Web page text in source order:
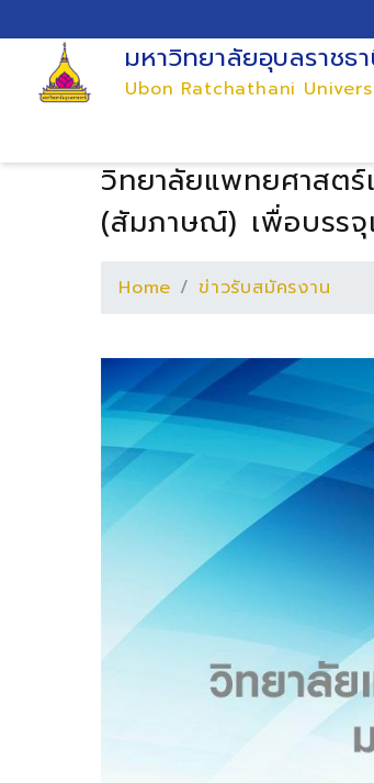
มหาวิทยาลัยอุบลราชธ
Ubon Ratchathani
วิทยาลัยแพทยศาสตร์
(สัมภาษณ์) เพื่อบรร
Home ข่าวรับสมัครงาน